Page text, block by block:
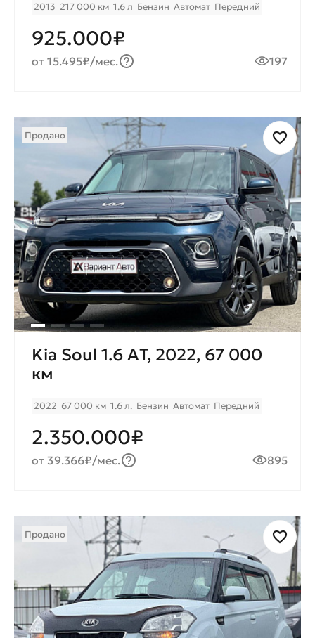
2013 217 000 км 1.6 л Бензин Автомат Передний
925.000₽
от 15.495₽/мес. 197
Продано
Kia Soul 1.6 AТ, 2022, 67 000
км
2022 67 000 км 1.6 л. Бензин Автомат Передний
2.350.000₽
от 39.366₽/мес. 895
Продано